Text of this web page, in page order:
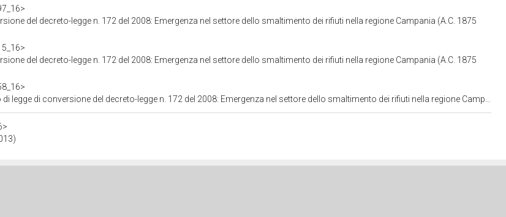
del decreto-legge n. 172 del 2008: Emergenza nel settore dello smaltimento dei rifiuti nella regione Campania (A.C. 1875
del decreto-legge n. 172 del 2008: Emergenza nel settore dello smaltimento dei rifiuti nella regione Campania (A.C. 1875
di conversione del decreto-legge n. 172 del 2008: Emergenza nel settore dello smaltimento dei rifiuti nella regione Campania (A.C. 1875